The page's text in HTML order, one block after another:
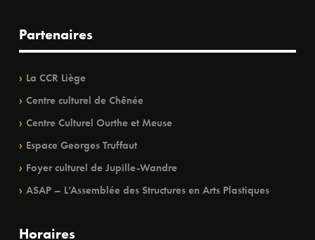
Partenaires
La CCR Liège
Centre culturel de Chênée
Centre Culturel Ourthe et Meuse
Espace Georges Truffaut
Foyer culturel de Jupille-Wandre
ASAP – L’Assemblée des Structures en Arts Plastiques
Horaires